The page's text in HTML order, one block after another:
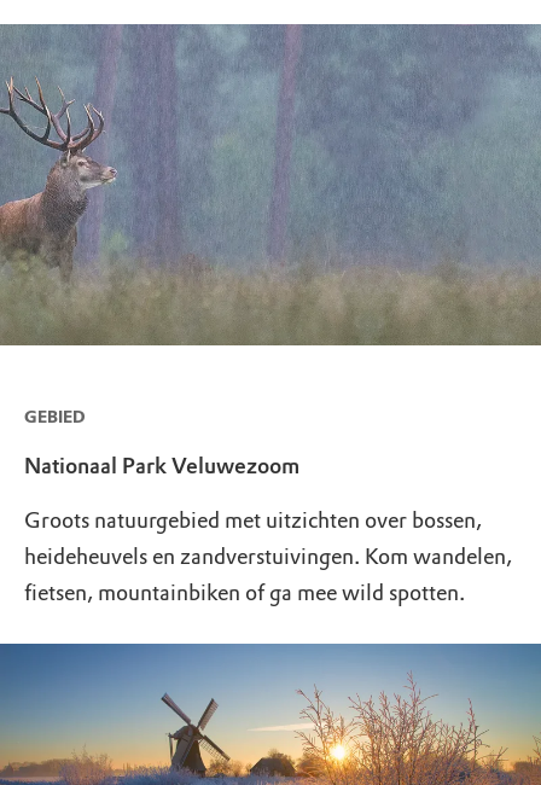
GEBIED
Nationaal Park Veluwezoom
Groots natuurgebied met uitzichten over bossen,
heideheuvels en zandverstuivingen. Kom wandelen,
fietsen, mountainbiken of ga mee wild spotten.